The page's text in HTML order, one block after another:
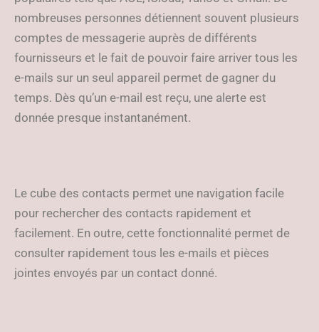
nombreuses personnes détiennent souvent plusieurs
comptes de messagerie auprès de différents
fournisseurs et le fait de pouvoir faire arriver tous les
e-mails sur un seul appareil permet de gagner du
temps. Dès qu’un e-mail est reçu, une alerte est
donnée presque instantanément.
Le cube des contacts permet une navigation facile
pour rechercher des contacts rapidement et
facilement. En outre, cette fonctionnalité permet de
consulter rapidement tous les e-mails et pièces
jointes envoyés par un contact donné.